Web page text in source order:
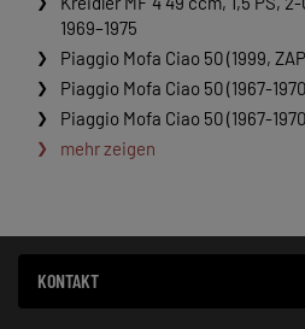
1969–1975
Piaggio Mofa Ciao 50 (1999,
Piaggio Mofa Ciao 50 (1967-
Piaggio Mofa Ciao 50 (1967-
mehr zeigen
KONTAKT